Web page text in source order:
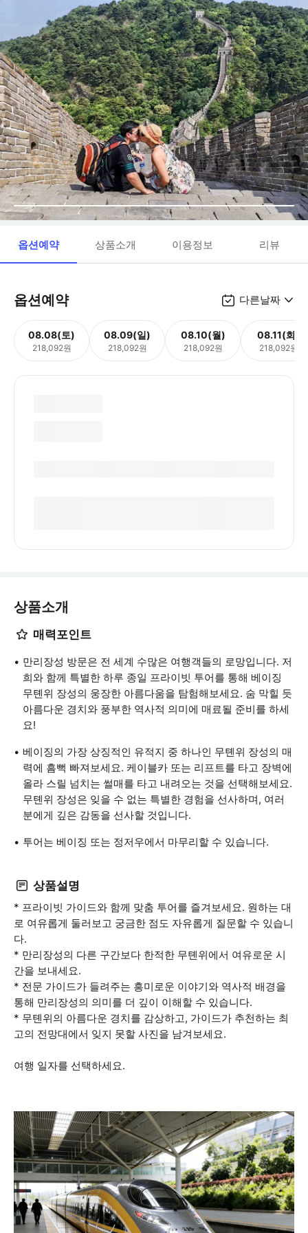
옵션예약 상품소개 이용정보 리뷰
옵션예약 다른날짜
08.08(토)
218,092원
08.09(일)
218,092원
08.10(월)
218,092원
08.11(화)
218,092원
상품소개
매력포인트
만리장성 방문은 전 세계 수많은 여행객들의 로망입니다. 저
희와 함께 특별한 하루 종일 프라이빗 투어를 통해 베이징
무톈위 장성의 웅장한 아름다움을 탐험해보세요. 숨 막힐 듯
아름다운 경치와 풍부한 역사적 의미에 매료될 준비를 하세
요!
베이징의 가장 상징적인 유적지 중 하나인 무톈위 장성의 매
력에 흠뻑 빠져보세요. 케이블카 또는 리프트를 타고 장벽에
올라 스릴 넘치는 썰매를 타고 내려오는 것을 선택해보세요.
무톈위 장성은 잊을 수 없는 특별한 경험을 선사하며, 여러
분에게 깊은 감동을 선사할 것입니다.
투어는 베이징 또는 정저우에서 마무리할 수 있습니다.
상품설명
* 프라이빗 가이드와 함께 맞춤 투어를 즐겨보세요. 원하는 대
로 여유롭게 둘러보고 궁금한 점도 자유롭게 질문할 수 있습니
다.
* 만리장성의 다른 구간보다 한적한 무톈위에서 여유로운 시
간을 보내세요.
* 전문 가이드가 들려주는 흥미로운 이야기와 역사적 배경을
통해 만리장성의 의미를 더 깊이 이해할 수 있습니다.
* 무톈위의 아름다운 경치를 감상하고, 가이드가 추천하는 최
고의 전망대에서 잊지 못할 사진을 남겨보세요.
여행 일자를 선택하세요.